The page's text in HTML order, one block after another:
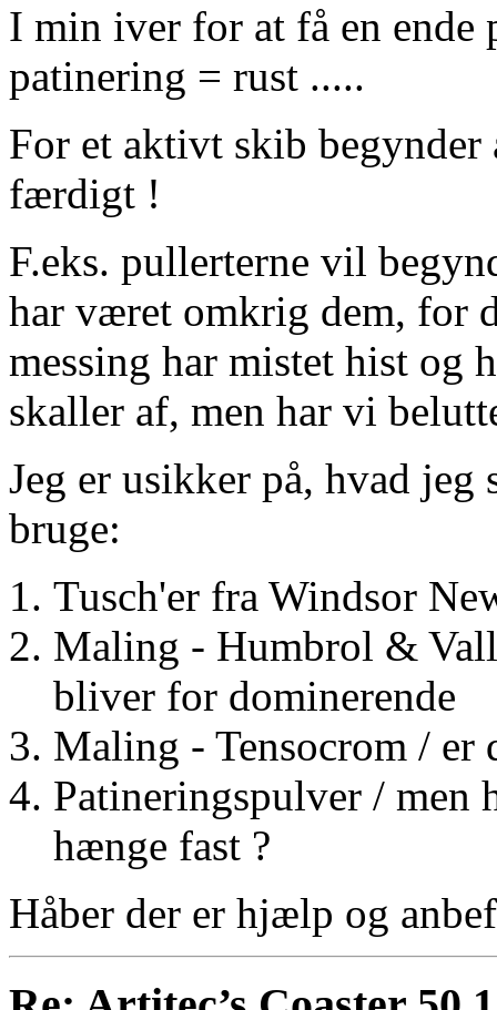
I min iver for at få en ende
patinering = rust .....
For et aktivt skib begynder
færdigt !
F.eks. pullerterne vil
har været omkrig dem, for
messing har mistet hist og
skaller af, men har vi
Jeg er usikker på, hvad
bruge:
Tusch'er fra Windsor
Maling - Humbrol &
bliver for dominerende
Maling - Tensocrom / er
Patineringspulver / men
hænge fast ?
Håber der er hjælp og